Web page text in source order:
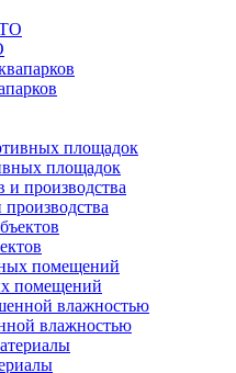
площадок
помещений
влажностью